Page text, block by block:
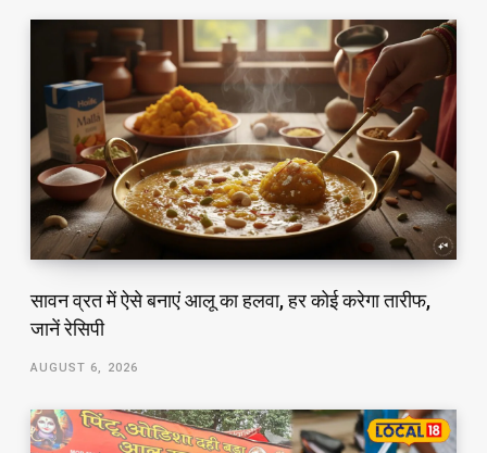
सावन व्रत में ऐसे बनाएं आलू का हलवा, हर कोई करेगा तारीफ,
जानें रेसिपी
AUGUST 6, 2026